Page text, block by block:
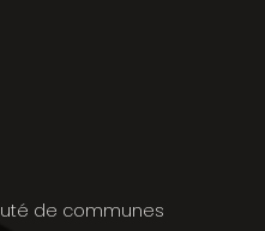
de communes